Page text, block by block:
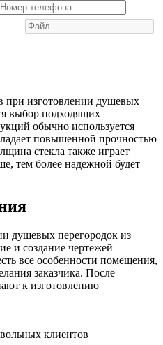
изготовлении душевых
выбор подходящих
обычно используется
повышенной прочностью
стекла также играет
тем более надежной будет
душевых перегородок из
и создание чертежей
все особенности помещения,
заказчика. После
к изготовлению
клиентов